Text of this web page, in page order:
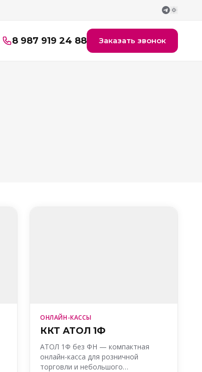
8 987 919 24 88 Заказать звонок
ОНЛАЙН-КАССЫ
ККТ АТОЛ 1Ф
АТОЛ 1Ф без ФН — компактная
онлайн-касса для розничной
торговли и небольшого…